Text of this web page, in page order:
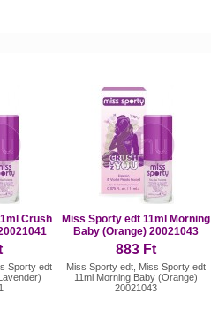
Crush
Sporty edt
Miss Sporty edt 11ml Morning
Baby (Orange) 20021043
883 Ft
Miss Sporty edt, Miss Sporty edt
11ml Morning Baby (Orange)
20021043